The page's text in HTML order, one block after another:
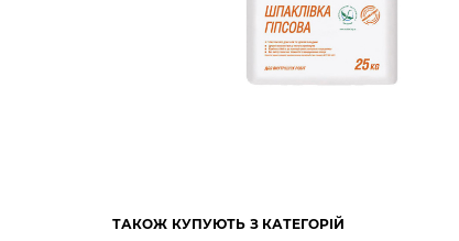
ТАКОЖ КУПУЮТЬ З КАТЕГОРІЙ